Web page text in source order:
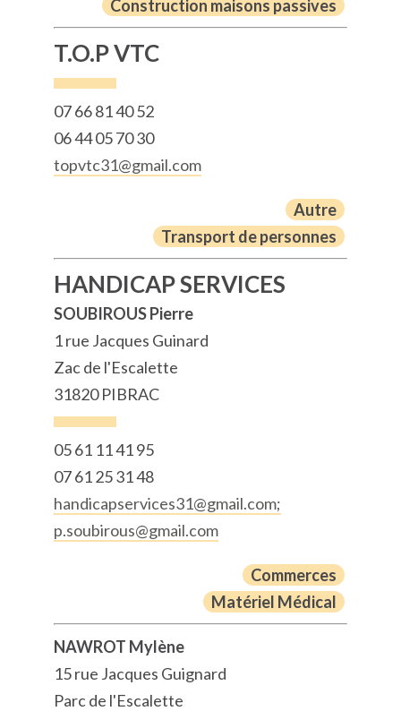
Construction maisons passives
T.O.P VTC
07 66 81 40 52
06 44 05 70 30
topvtc31@gmail.com
Autre
Transport de personnes
HANDICAP SERVICES
SOUBIROUS Pierre
1 rue Jacques Guinard
Zac de l'Escalette
31820 PIBRAC
05 61 11 41 95
07 61 25 31 48
handicapservices31@gmail.com;
p.soubirous@gmail.com
Commerces
Matériel Médical
NAWROT Mylène
15 rue Jacques Guignard
Parc de l'Escalette